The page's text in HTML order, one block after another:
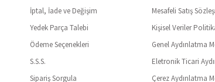
İptal, İade ve Değişim
Yedek Parça Talebi
Ödeme Seçenekleri
S.S.S.
Sipariş Sorgula
Mesafeli Satış
Kişisel Veriler
Genel Aydınlatma
Eletronik Ticari
Çerez Aydınlatma